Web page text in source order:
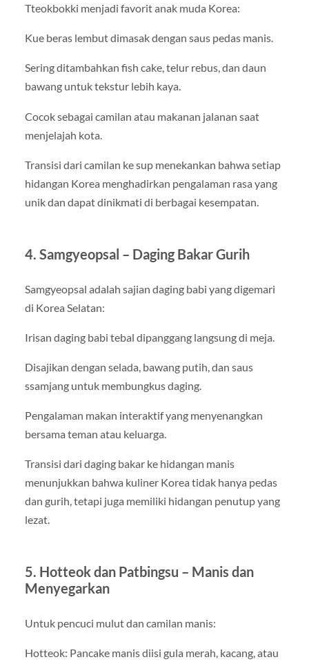
Tteokbokki menjadi favorit anak muda Korea:
Kue beras lembut dimasak dengan saus pedas manis.
Sering ditambahkan fish cake, telur rebus, dan daun
bawang untuk tekstur lebih kaya.
Cocok sebagai camilan atau makanan jalanan saat
menjelajah kota.
Transisi dari camilan ke sup menekankan bahwa setiap
hidangan Korea menghadirkan pengalaman rasa yang
unik dan dapat dinikmati di berbagai kesempatan.
4. Samgyeopsal – Daging Bakar Gurih
Samgyeopsal adalah sajian daging babi yang digemari
di Korea Selatan:
Irisan daging babi tebal dipanggang langsung di meja.
Disajikan dengan selada, bawang putih, dan saus
ssamjang untuk membungkus daging.
Pengalaman makan interaktif yang menyenangkan
bersama teman atau keluarga.
Transisi dari daging bakar ke hidangan manis
menunjukkan bahwa kuliner Korea tidak hanya pedas
dan gurih, tetapi juga memiliki hidangan penutup yang
lezat.
5. Hotteok dan Patbingsu – Manis dan
Menyegarkan
Untuk pencuci mulut dan camilan manis:
Hotteok: Pancake manis diisi gula merah, kacang, atau